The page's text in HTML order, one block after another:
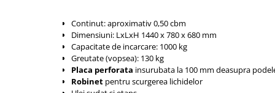
Instalatii de rotire
Platforme foarfeca
Nacela stivuitor
Translator stivuitor
Prelungitor lame stivuitor CAM
Continut: aproximativ 0,50 cbm
Dimensiuni: LxLxH 1440 x 780 x 680mm
Capacitate de incarcare: 1000 kg
Greutate (vopsea): 130 kg
Placa perforata insurubata la 100 mm deasupra
Robinet pentru scurgerea lichidelor